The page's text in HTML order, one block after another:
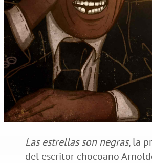
Las estrellas son negras, la
del escritor chocoano